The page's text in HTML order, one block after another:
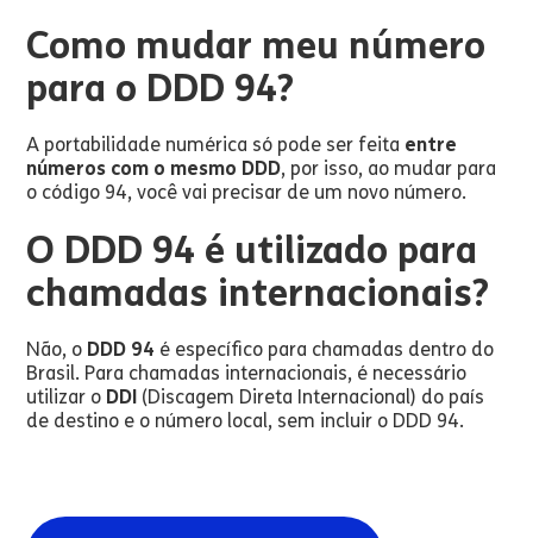
Como mudar meu número
para o DDD 94?
A portabilidade numérica só pode ser feita entre
números com o mesmo DDD, por isso, ao mudar para
o código 94, você vai precisar de um novo número.
O DDD 94 é utilizado para
chamadas internacionais?
Não, o DDD 94 é específico para chamadas dentro do
Brasil. Para chamadas internacionais, é necessário
utilizar o DDI (Discagem Direta Internacional) do país
de destino e o número local, sem incluir o DDD 94.